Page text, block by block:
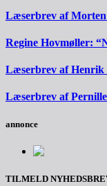
Læserbrev af Morten
Regine Hovmøller:
Læserbrev af Henrik
Læserbrev af
annonce
TILMELD